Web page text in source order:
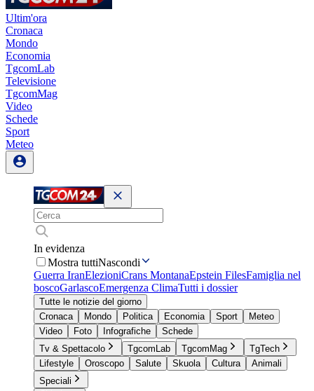
Ultim'ora
Cronaca
Mondo
Economia
TgcomLab
Televisione
TgcomMag
Video
Schede
Sport
Meteo
In evidenza
Mostra tuttiNascondi
Guerra IranElezioniCrans MontanaEpstein FilesFamiglia nel
boscoGarlascoEmergenza ClimaTutti i dossier
Tutte le notizie del giorno
Cronaca
Mondo Politica Economia Sport
Meteo
Video
Foto Infografiche
Schede
Tv & Spettacolo
TgcomLab TgcomMag
TgTech
Lifestyle
Oroscopo Salute Skuola Cultura
Animali
Speciali